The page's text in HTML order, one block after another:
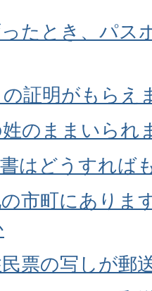
たとき、パス
証明がもらえ
のままいられ
はどうすれば
市町にありま
票の写しが郵